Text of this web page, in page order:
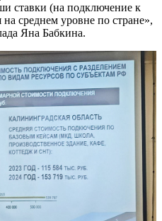
ставки (на подключение к
на среднем уровне по стране»,
Яна Бабкина.